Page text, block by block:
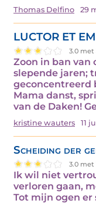
Thomas Delfino 29
LUCTOR ET
3.0
Zoon in ban van
slepende jaren;
geconcentreerd
Mama danst,
van de Daken!
kristine wauters 11
Scheiding der
3.0 met
Ik wil niet
verloren gaan,
Tot mijn ogen er